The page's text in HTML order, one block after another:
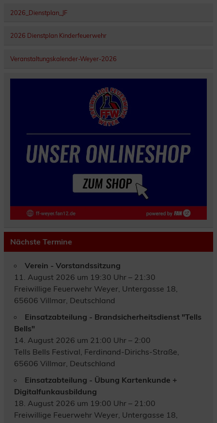
2026_Dienstplan_JF
2026 Dienstplan Kinderfeuerwehr
Veranstaltungskalender-Weyer-2026
Nächste Termine
Verein - Vorstandssitzung
11. August 2026 um 19:30 Uhr – 21:30
Freiwillige Feuerwehr Weyer, Untergasse 18,
65606 Villmar, Deutschland
Einsatzabteilung - Brandsicherheitsdienst "Tells
Bells"
14. August 2026 um 21:00 Uhr – 2:00
Tells Bells Festival, Ferdinand-Dirichs-Straße,
65606 Villmar, Deutschland
Einsatzabteilung - Übung Kartenkunde +
Digitalfunkausbildung
18. August 2026 um 19:00 Uhr – 21:00
Freiwillige Feuerwehr Weyer, Untergasse 18,